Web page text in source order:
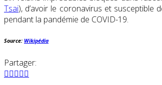
Tsai), d’avoir le coronavirus et susceptible
pendant la pandémie de COVID-19.
Source: Wikipédia
Partager: